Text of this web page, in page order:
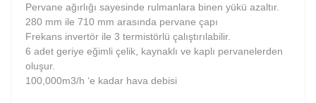
Pervane ağırlığı sayesinde rulmanlara binen yükü azaltır.
280 mm ile 710 mm arasında pervane çapı
Frekans invertör ile 3 termistörlü çalıştırılabilir.
6 adet geriye eğimli çelik, kaynaklı ve kaplı pervanelerden
oluşur.
100,000m3/h ‘e kadar hava debisi